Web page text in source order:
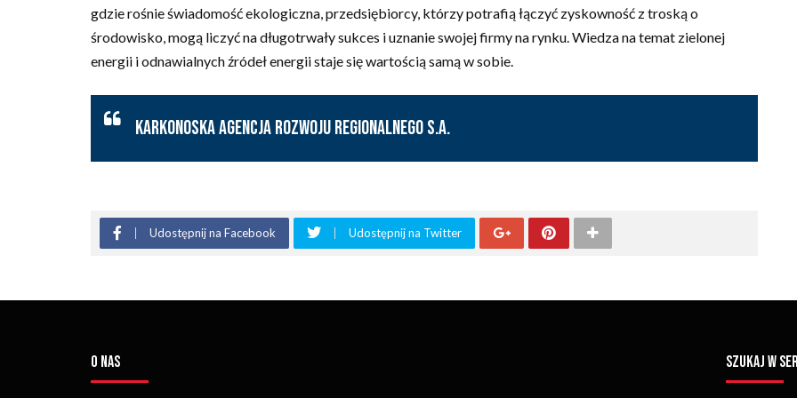
gdzie rośnie świadomość ekologiczna, przedsiębiorcy, którzy potrafią łączyć zyskowność z troską o
środowisko, mogą liczyć na długotrwały sukces i uznanie swojej firmy na rynku. Wiedza na temat zielonej
energii i odnawialnych źródeł energii staje się wartością samą w sobie.
Karkonoska Agencja Rozwoju Regionalnego S.A.
Udostępnij na Facebook Udostępnij na Twitter
O NAS SZUKAJ W